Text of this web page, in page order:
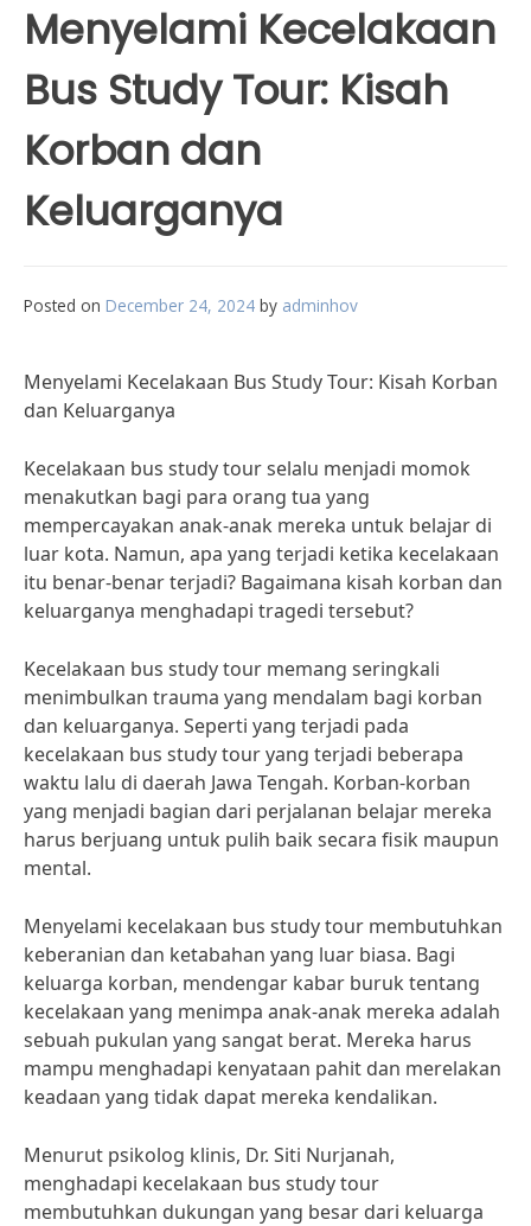
Menyelami Kecelakaan
Bus Study Tour: Kisah
Korban dan
Keluarganya
Posted on December 24, 2024 by adminhov
Menyelami Kecelakaan Bus Study Tour: Kisah Korban
dan Keluarganya
Kecelakaan bus study tour selalu menjadi momok
menakutkan bagi para orang tua yang
mempercayakan anak-anak mereka untuk belajar di
luar kota. Namun, apa yang terjadi ketika kecelakaan
itu benar-benar terjadi? Bagaimana kisah korban dan
keluarganya menghadapi tragedi tersebut?
Kecelakaan bus study tour memang seringkali
menimbulkan trauma yang mendalam bagi korban
dan keluarganya. Seperti yang terjadi pada
kecelakaan bus study tour yang terjadi beberapa
waktu lalu di daerah Jawa Tengah. Korban-korban
yang menjadi bagian dari perjalanan belajar mereka
harus berjuang untuk pulih baik secara fisik maupun
mental.
Menyelami kecelakaan bus study tour membutuhkan
keberanian dan ketabahan yang luar biasa. Bagi
keluarga korban, mendengar kabar buruk tentang
kecelakaan yang menimpa anak-anak mereka adalah
sebuah pukulan yang sangat berat. Mereka harus
mampu menghadapi kenyataan pahit dan merelakan
keadaan yang tidak dapat mereka kendalikan.
Menurut psikolog klinis, Dr. Siti Nurjanah,
menghadapi kecelakaan bus study tour
membutuhkan dukungan yang besar dari keluarga